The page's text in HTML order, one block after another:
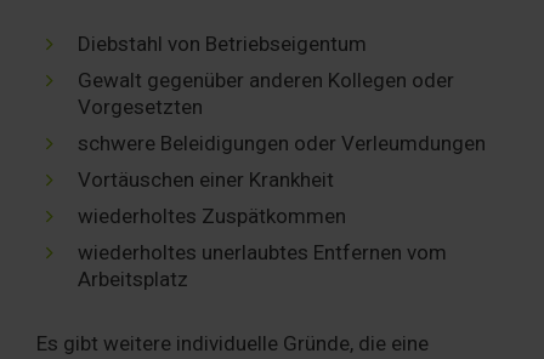
Diebstahl von Betriebseigentum
Gewalt gegenüber anderen Kollegen oder
Vorgesetzten
schwere Beleidigungen oder Verleumdungen
Vortäuschen einer Krankheit
wiederholtes Zuspätkommen
wiederholtes unerlaubtes Entfernen vom
Arbeitsplatz
Es gibt weitere individuelle Gründe, die eine